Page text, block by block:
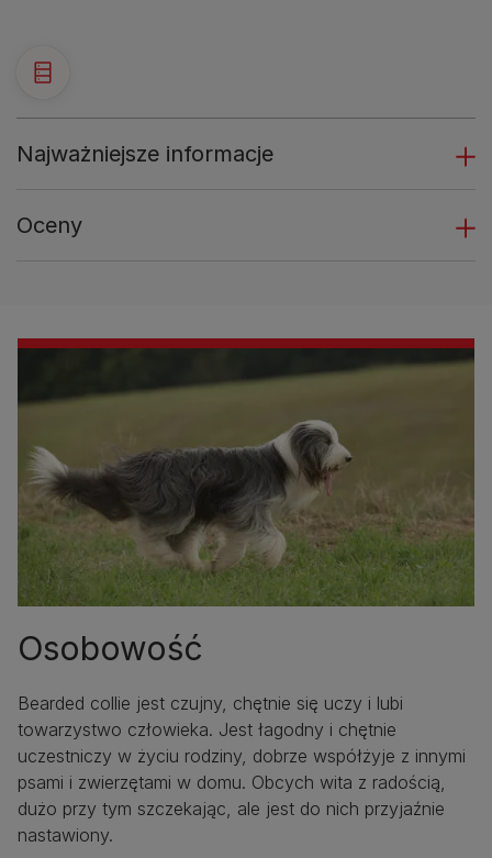
Najważniejsze informacje
Oceny
Osobowość
Bearded collie jest czujny, chętnie się uczy i lubi
towarzystwo człowieka. Jest łagodny i chętnie
uczestniczy w życiu rodziny, dobrze współżyje z innymi
psami i zwierzętami w domu. Obcych wita z radością,
dużo przy tym szczekając, ale jest do nich przyjaźnie
nastawiony.